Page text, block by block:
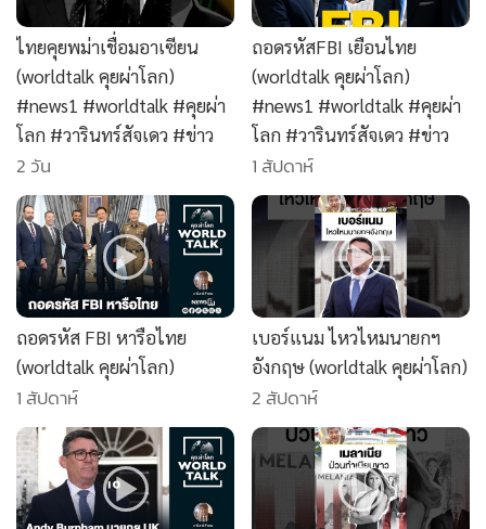
ไทยคุยพม่าเชื่อมอาเซียน
(worldtalk คุยผ่าโลก)
#news1 #worldtalk #คุยผ่า
โลก #วารินทร์สัจเดว #ข่าว
2 วัน
ถอดรหัสFBI เยือนไทย
(worldtalk คุยผ่าโลก)
#news1 #worldtalk #คุยผ่า
โลก #วารินทร์สัจเดว #ข่าว
1 สัปดาห์
ถอดรหัส FBI หารือไทย
(worldtalk คุยผ่าโลก)
1 สัปดาห์
เบอร์แนม ไหวไหมนายกฯ
อังกฤษ (worldtalk คุยผ่าโลก)
2 สัปดาห์